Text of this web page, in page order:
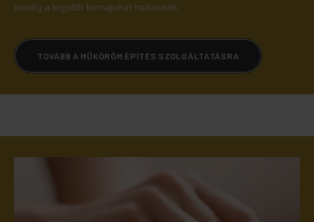
mindig a legjobb formájukat mutassák.
TOVÁBB A MŰKÖRÖM ÉPÍTÉS SZOLGÁLTATÁSRA